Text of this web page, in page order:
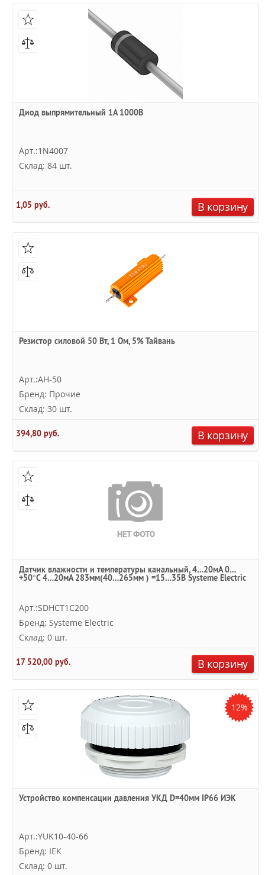
Диод выпрямительный 1А 1000В
Арт.:1N4007
Склад: 84 шт.
1,05 руб. В корзину
Резистор силовой 50 Вт, 1 Ом, 5% Тайвань
Арт.:AH-50
Бренд: Прочие
Склад: 30 шт.
394,80 руб. В корзину
Датчик влажности и температуры канальный, 4…20мА 0…
+50°С 4…20мА 283мм(40…265мм ) =15…35В Systeme Electric
Арт.:SDHCT1C200
Бренд: Systeme Electric
Склад: 0 шт.
17 520,00 руб. В корзину
12%
Устройство компенсации давления УКД D=40мм IP66 ИЭК
Арт.:YUK10-40-66
Бренд: IEK
Склад: 0 шт.